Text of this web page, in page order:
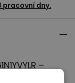
pracovní dny.
–